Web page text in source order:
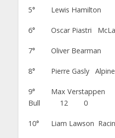
5° Lewis
6° Oscar Piastri
7° Oliver
8° Pierre Gasly
9° Max
Bull 12 0
10° Liam Lawson